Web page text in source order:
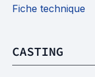
Fiche technique
CASTING